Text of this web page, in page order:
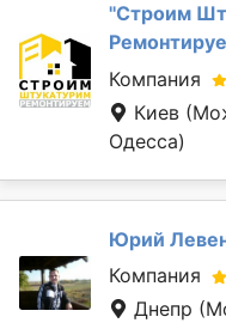
''Строим
Компания
Киев
Одесса)
Юрий
Компания
Днепр